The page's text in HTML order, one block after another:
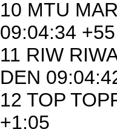
10 MTU
09:04:34 +55
11 RIW
DEN
12 TOP
+1:05